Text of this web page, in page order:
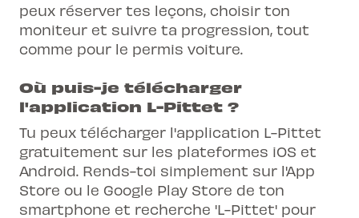
peux réserver tes leçons, choisir ton
moniteur et suivre ta progression, tout
comme pour le permis voiture.
Où puis-je télécharger
l'application L-Pittet ?
Tu peux télécharger l'application L-Pittet
gratuitement sur les plateformes iOS et
Android. Rends-toi simplement sur l'App
Store ou le Google Play Store de ton
smartphone et recherche 'L-Pittet' pour